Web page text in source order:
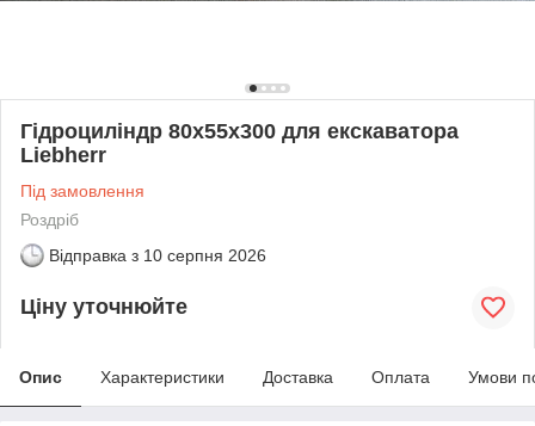
Гідроциліндр 80х55х300 для екскаватора
Liebherr
Під замовлення
Роздріб
Відправка з 10 серпня 2026
Ціну уточнюйте
Опис Характеристики Доставка Оплата Умови